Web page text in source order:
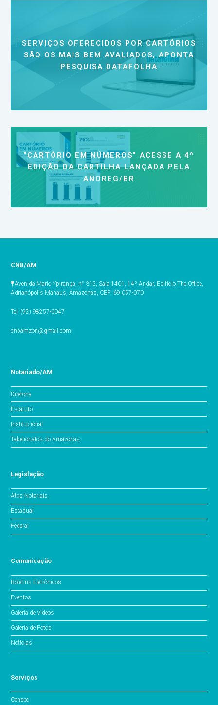
SERVIÇOS OFERECIDOS POR CARTÓRIOS
SÃO OS MAIS BEM AVALIADOS, APONTA
PESQUISA DATAFOLHA
“CARTÓRIO EM NÚMEROS” ACESSE A 4º
EDIÇÃO DA CARTILHA LANÇADA PELA
ANOREG/BR
CNB/AM
Avenida Mario Ypiranga, n° 315, Sala 1401, 14º Andar, Edifício The Office,
Adrianópolis Manaus, Amazonas, CEP: 69.057-070
Tel: (92) 98257-0047
cnbamzon@gmail.com
Notariado/AM
Diretoria
Estatuto
Institucional
Tabelionatos do Amazonas
Legislação
Atos Notariais
Estadual
Federal
Comunicação
Boletins Eletrônicos
Eventos
Galeria de Vídeos
Galeria de Fotos
Notícias
Serviços
Censec